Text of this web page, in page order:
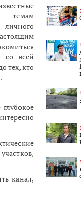
темам
со всей
тех, кто
канал,